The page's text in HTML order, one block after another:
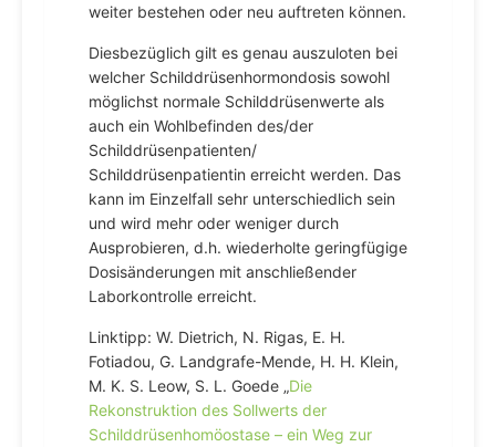
weiter bestehen oder neu auftreten können.
Diesbezüglich gilt es genau auszuloten bei
welcher Schilddrüsenhormondosis sowohl
möglichst normale Schilddrüsenwerte als
auch ein Wohlbefinden des/der
Schilddrüsenpatienten/
Schilddrüsenpatientin erreicht werden. Das
kann im Einzelfall sehr unterschiedlich sein
und wird mehr oder weniger durch
Ausprobieren, d.h. wiederholte geringfügige
Dosisänderungen mit anschließender
Laborkontrolle erreicht.
Linktipp: W. Dietrich, N. Rigas, E. H.
Fotiadou, G. Landgrafe-Mende, H. H. Klein,
M. K. S. Leow, S. L. Goede „Die
Rekonstruktion des Sollwerts der
Schilddrüsenhomöostase – ein Weg zur